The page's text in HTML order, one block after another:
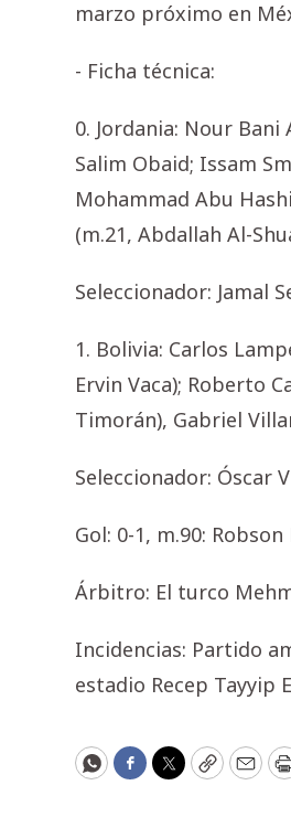
marzo próximo en
- Ficha técnica:
0. Jordania: Nour Bani
Salim Obaid; Issam
Mohammad Abu
(m.21, Abdallah Al-
Seleccionador: Jamal
1. Bolivia: Carlos
Ervin Vaca); Roberto
Timorán), Gabriel
Seleccionador: Óscar
Gol: 0-1, m.90:
Árbitro: El turco
Incidencias: Partido
estadio Recep Tayyip
WhatsApp
Facebook
Twitter
Copy